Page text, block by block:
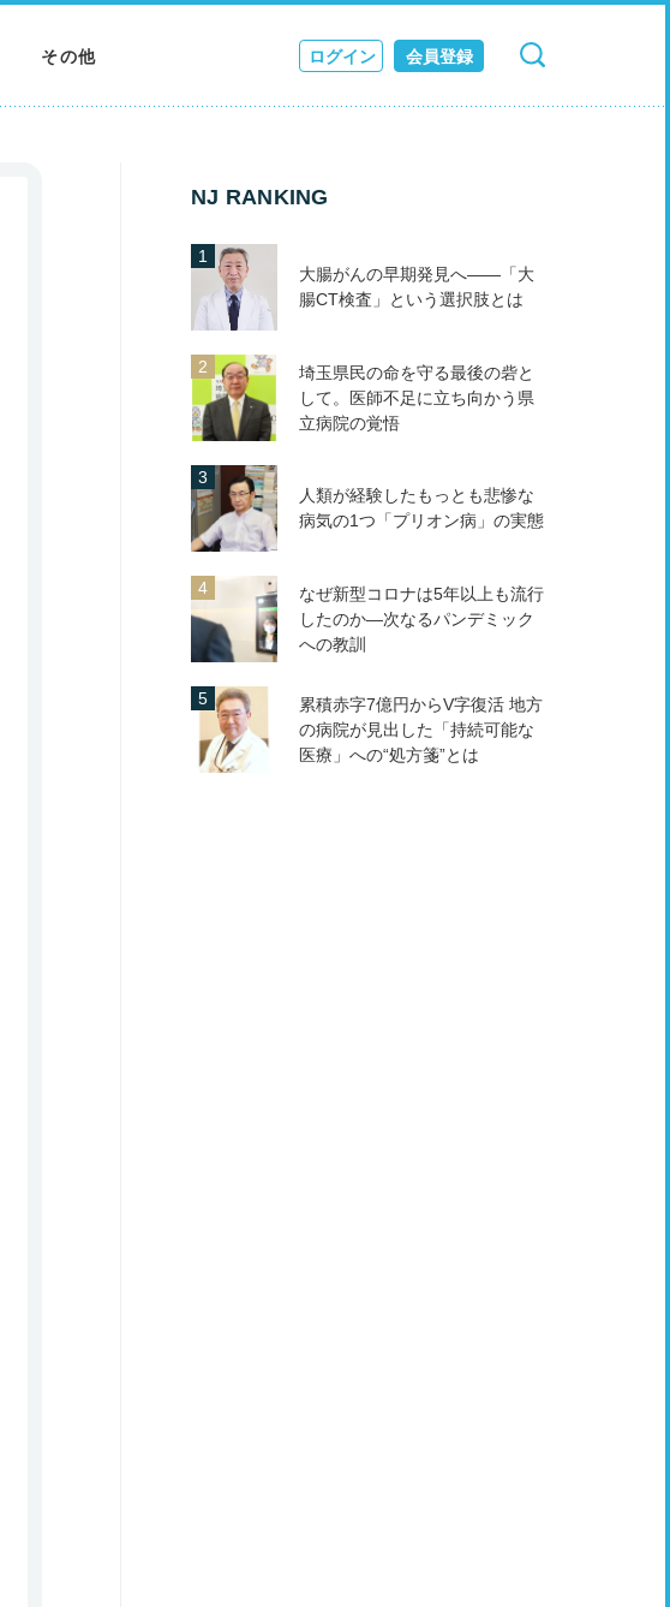
その他 ログイン 会員登録
検索 キャンセル
NJ RANKING
大腸がんの早期発見へ――「大
腸CT検査」という選択肢とは
埼玉県民の命を守る最後の砦と
して。医師不足に立ち向かう県
立病院の覚悟
人類が経験したもっとも悲惨な
病気の1つ「プリオン病」の実態
なぜ新型コロナは5年以上も流行
したのか―次なるパンデミック
への教訓
累積赤字7億円からV字復活 地方
の病院が見出した「持続可能な
医療」への“処方箋”とは